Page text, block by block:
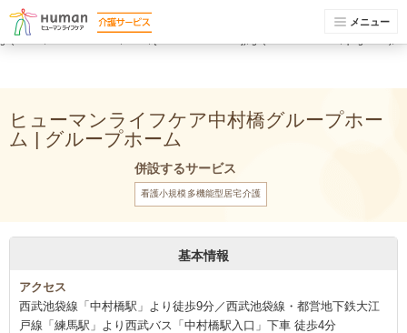
[]).push(arguments)},i[r].l=1*new Date();a=s.createElement(o), m=s.getElementsByTagName(o)
[0];a.async=1;a.src=g;m.parentNode.insertBefore(a,m) })(window,document,'script','//www.google-
analytics.com/analytics.js','ga'); ga('create', 'UA-74448429-1', 'auto'); ga('send', 'pageview');
メニュー
ヒューマンライフケア中村橋グループホー
ム | グループホーム
併設するサービス
看護小規模多機能型居宅介護
基本情報
アクセス
西武池袋線「中村橋駅」より徒歩9分／西武池袋線・都営地下鉄大江
戸線「練馬駅」より西武バス「中村橋駅入口」下車 徒歩4分